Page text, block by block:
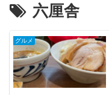
六厘舎
グルメ